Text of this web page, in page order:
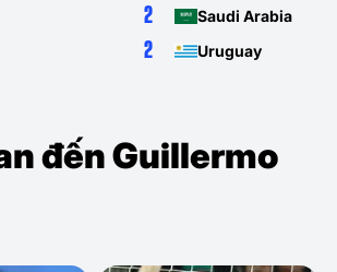
2
2
Saudi Arabia
Uruguay
đến Guillermo